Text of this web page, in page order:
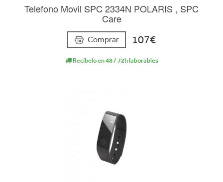
Telefono Movil SPC 2334N POLARIS , SPC
Care
Comprar 107€
Recíbelo en 48 / 72h laborables